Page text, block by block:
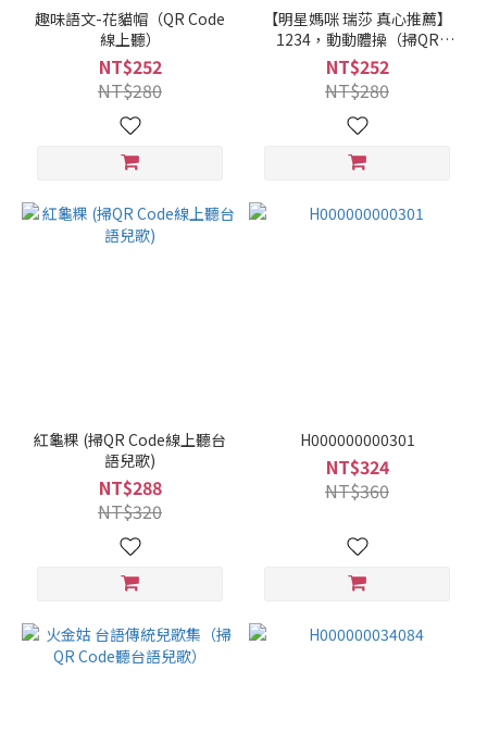
趣味語文-花貓帽（QR Code
線上聽）
NT$252
NT$280
【明星媽咪 瑞莎 真心推薦】
1234，動動體操（掃QR
Code聽律動兒歌）
NT$252
NT$280
紅龜粿 (掃QR Code線上聽台
語兒歌)
NT$288
NT$320
H000000000301
NT$324
NT$360